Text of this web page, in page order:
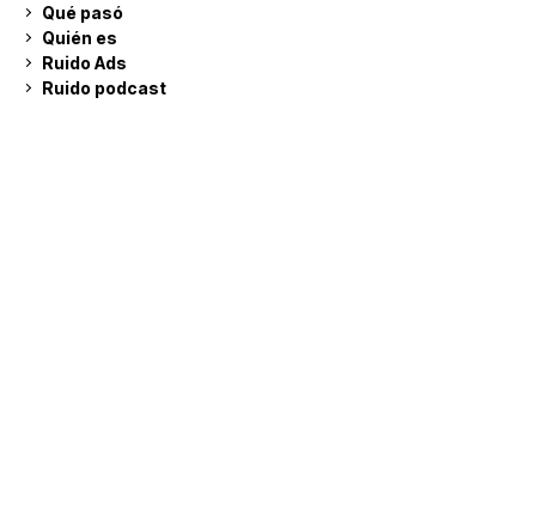
Qué pasó
Quién es
Ruido Ads
Ruido podcast